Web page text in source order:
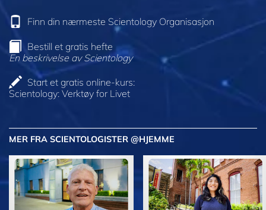
Finn din nærmeste Scientology Organisasjon
Bestill et gratis hefte
En beskrivelse av Scientology
Start et gratis online-kurs:
Scientology: Verktøy for Livet
MER FRA SCIENTOLOGISTER @HJEMME